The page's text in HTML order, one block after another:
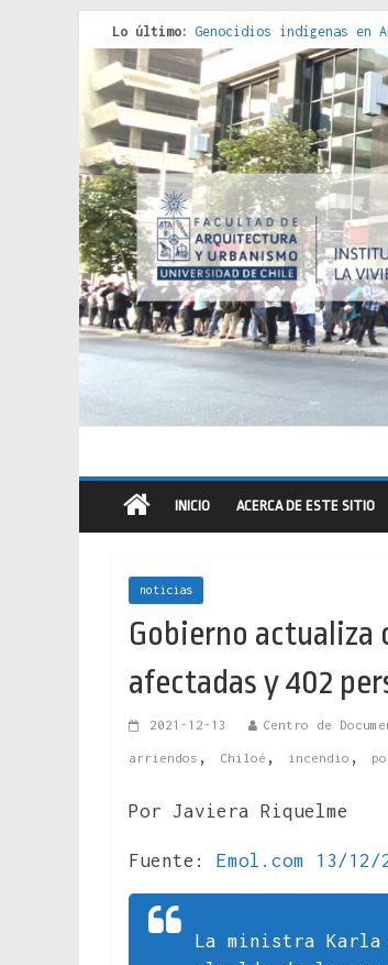
Lo último: Genocidios indígenas en
Estudios sobre la
Donde el pedernal
Criterios técnicos para
Red de consultorios de
INICIO ACERCA DE ESTE SITIO
noticias
Gobierno actualiza
afectadas y 402
2021-12-13 Centro de
arriendos , Chiloé , incendio ,
Por Javiera Riquelme
Fuente: Emol.com 13/12/
La ministra